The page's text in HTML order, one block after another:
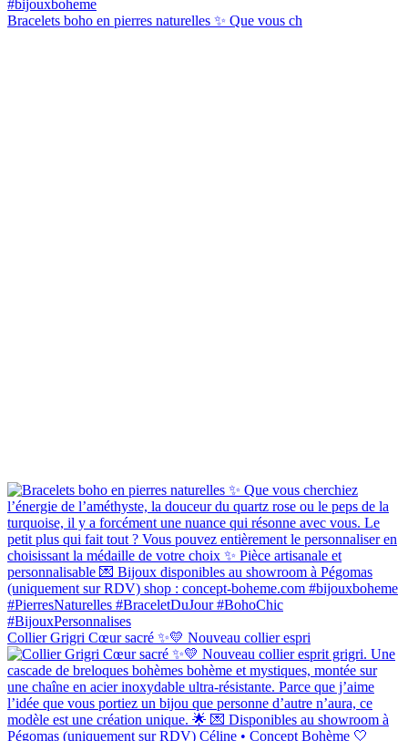
Bracelets boho en pierres naturelles ✨ Que vous ch
Collier Grigri Cœur sacré ✨💛 Nouveau collier espri